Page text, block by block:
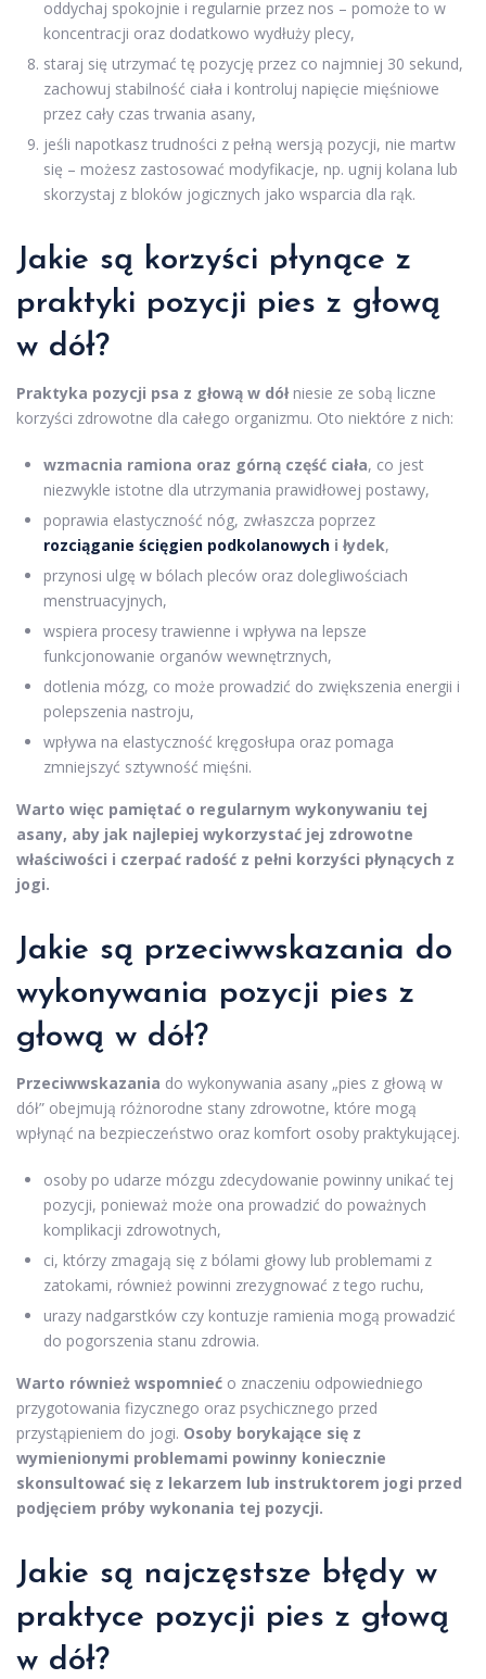
oddychaj spokojnie i regularnie przez nos – pomoże to w
koncentracji oraz dodatkowo wydłuży plecy,
staraj się utrzymać tę pozycję przez co najmniej 30 sekund,
zachowuj stabilność ciała i kontroluj napięcie mięśniowe
przez cały czas trwania asany,
jeśli napotkasz trudności z pełną wersją pozycji, nie martw
się – możesz zastosować modyfikacje, np. ugnij kolana lub
skorzystaj z bloków jogicznych jako wsparcia dla rąk.
Jakie są korzyści płynące z
praktyki pozycji pies z głową
w dół?
Praktyka pozycji psa z głową w dółniesie ze sobą liczne
korzyści zdrowotne dla całego organizmu. Oto niektóre z nich:
wzmacnia ramiona oraz górną część ciała, co jest
niezwykle istotne dla utrzymania prawidłowej postawy,
poprawia elastyczność nóg, zwłaszcza poprzez
rozciąganie ścięgien podkolanowych i łydek,
przynosi ulgę w bólach pleców oraz dolegliwościach
menstruacyjnych,
wspiera procesy trawienne i wpływa na lepsze
funkcjonowanie organów wewnętrznych,
dotlenia mózg, co może prowadzić do zwiększenia energii i
polepszenia nastroju,
wpływa na elastyczność kręgosłupa oraz pomaga
zmniejszyć sztywność mięśni.
Warto więc pamiętać o regularnym wykonywaniu tej
asany, aby jak najlepiej wykorzystać jej zdrowotne
właściwości i czerpać radość z pełni korzyści płynących z
jogi.
Jakie są przeciwwskazania do
wykonywania pozycji pies z
głową w dół?
Przeciwwskazania do wykonywania asany „pies z głową w
dół” obejmują różnorodne stany zdrowotne, które mogą
wpłynąć na bezpieczeństwo oraz komfort osoby praktykującej.
osoby po udarze mózgu zdecydowanie powinny unikać tej
pozycji, ponieważ może ona prowadzić do poważnych
komplikacji zdrowotnych,
ci, którzy zmagają się z bólami głowy lub problemami z
zatokami, również powinni zrezygnować z tego ruchu,
urazy nadgarstków czy kontuzje ramienia mogą prowadzić
do pogorszenia stanu zdrowia.
Warto również wspomnieć o znaczeniu odpowiedniego
przygotowania fizycznego oraz psychicznego przed
przystąpieniem do jogi. Osoby borykające się z
wymienionymi problemami powinny koniecznie
skonsultować się z lekarzem lub instruktorem jogi przed
podjęciem próby wykonania tej pozycji.
Jakie są najczęstsze błędy w
praktyce pozycji pies z głową
w dół?